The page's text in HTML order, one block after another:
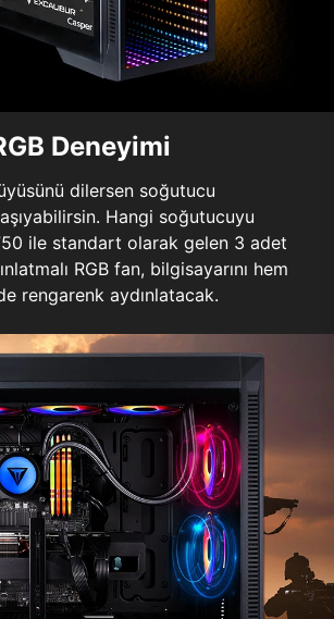
Deneyimi
dilersen soğutucu
Hangi soğutucuyu
ile standart olarak gelen 3 adet
RGB fan, bilgisayarını hem
rengarenk aydınlatacak.